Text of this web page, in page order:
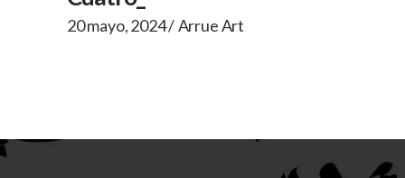
20 mayo, 2024 Arrue Art